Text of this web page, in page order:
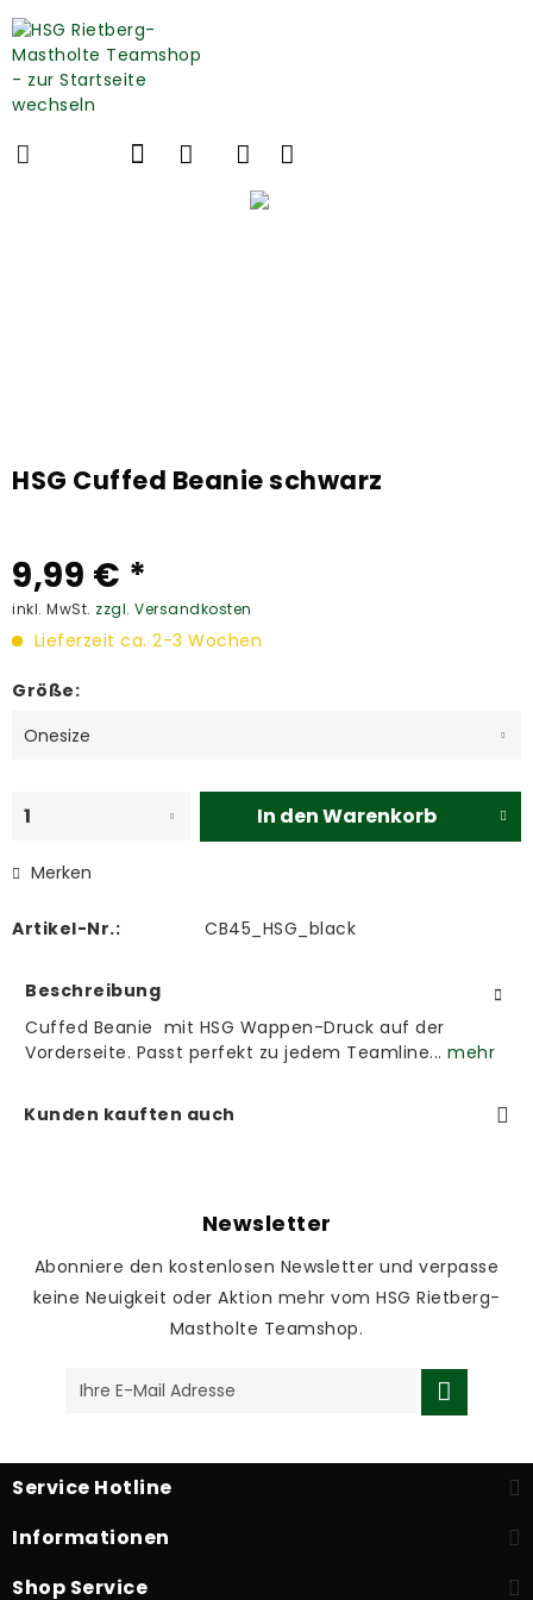
HSG Cuffed Beanie schwarz
9,99 € *
inkl. MwSt. zzgl. Versandkosten
Lieferzeit ca. 2-3 Wochen
Größe:
In denWarenkorb
Merken
Artikel-Nr.: CB45_HSG_black
Beschreibung
Cuffed Beanie mit HSG Wappen-Druck auf der
Vorderseite. Passt perfekt zu jedem Teamline... mehr
Kunden kauften auch
Newsletter
Abonniere den kostenlosen Newsletter und verpasse
keine Neuigkeit oder Aktion mehr vom HSG Rietberg-
Mastholte Teamshop.
Service Hotline
Informationen
Shop Service